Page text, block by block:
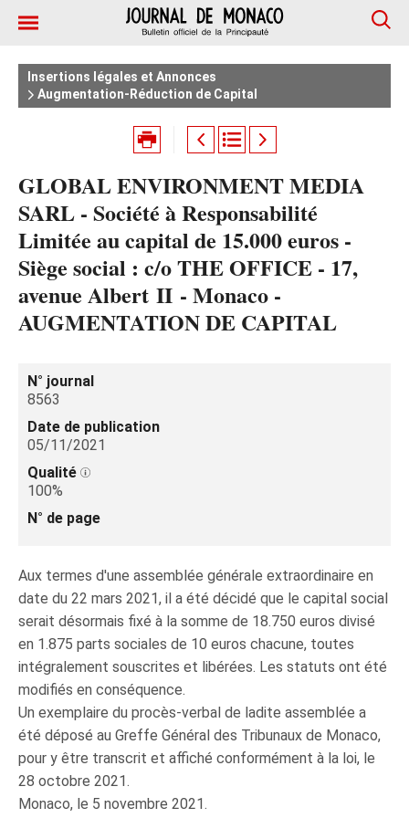
Insertions légales et Annonces
Augmentation-Réduction de Capital
GLOBAL ENVIRONMENT MEDIA
SARL - Société à Responsabilité
Limitée au capital de 15.000 euros -
Siège social : c/o THE OFFICE - 17,
avenue Albert II - Monaco -
AUGMENTATION DE CAPITAL
N° journal
8563
Date de publication
05/11/2021
Qualité
100%
N° de page
Aux termes d'une assemblée générale extraordinaire en
date du 22 mars 2021, il a été décidé que le capital social
serait désormais fixé à la somme de 18.750 euros divisé
en 1.875 parts sociales de 10 euros chacune, toutes
intégralement souscrites et libérées. Les statuts ont été
modifiés en conséquence.
Un exemplaire du procès-verbal de ladite assemblée a
été déposé au Greffe Général des Tribunaux de Monaco,
pour y être transcrit et affiché conformément à la loi, le
28 octobre 2021.
Monaco, le 5 novembre 2021.